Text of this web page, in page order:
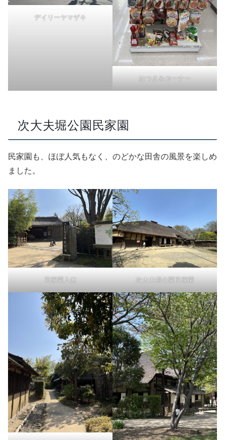
デイリーヤマザキ
おつまみコーナー
次大夫堀公園民家園
民家園も、ほぼ人気もなく、のどかな田舎の風景を楽しめ
ました。
民家園入口 次大夫掘公園民家園